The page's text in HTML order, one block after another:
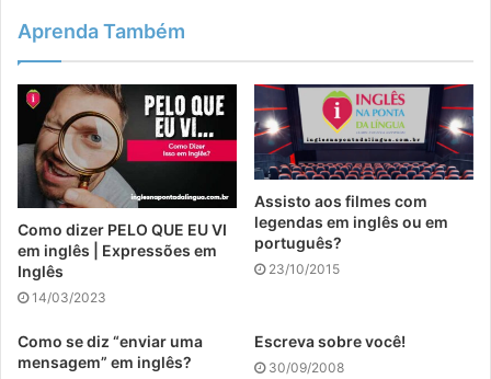
Aprenda Também
Como dizer PELO QUE EU VI
em inglês | Expressões em
Inglês
14/03/2023
Assisto aos filmes com
legendas em inglês ou em
português?
23/10/2015
Como se diz “enviar uma
mensagem” em inglês?
Escreva sobre você!
30/09/2008